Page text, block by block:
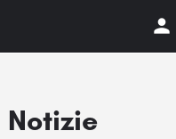
Notizie